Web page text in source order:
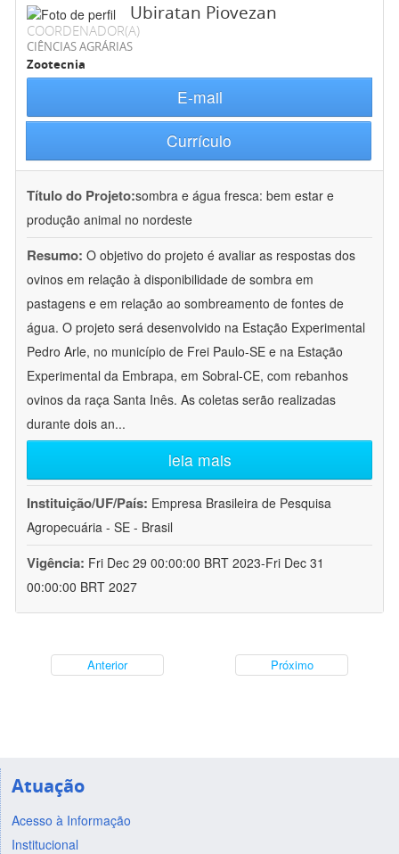
Ubiratan Piovezan
COORDENADOR(A)
CIÊNCIAS AGRÁRIAS
Zootecnia
E-mail
Currículo
Título do Projeto:sombra e água fresca: bem estar e
produção animal no nordeste
Resumo: O objetivo do projeto é avaliar as respostas dos
ovinos em relação à disponibilidade de sombra em
pastagens e em relação ao sombreamento de fontes de
água. O projeto será desenvolvido na Estação Experimental
Pedro Arle, no município de Frei Paulo-SE e na Estação
Experimental da Embrapa, em Sobral-CE, com rebanhos
ovinos da raça Santa Inês. As coletas serão realizadas
durante dois an...
leia mais
Instituição/UF/País: Empresa Brasileira de Pesquisa
Agropecuária - SE - Brasil
Vigência: Fri Dec 29 00:00:00 BRT 2023-Fri Dec 31
00:00:00 BRT 2027
Anterior Próximo
Atuação
Acesso à Informação
Institucional